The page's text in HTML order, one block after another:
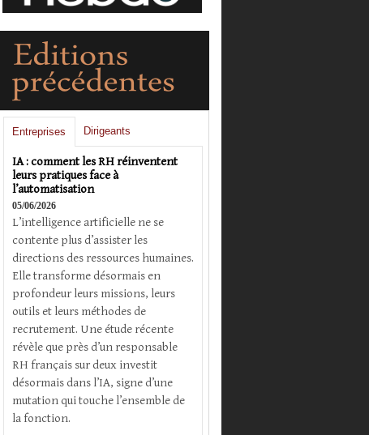
Entreprises Dirigeants
IA : comment les RH réinventent
leurs pratiques face à
l’automatisation
05/06/2026
L’intelligence artificielle ne se
contente plus d’assister les
directions des ressources humaines.
Elle transforme désormais en
profondeur leurs missions, leurs
outils et leurs méthodes de
recrutement. Une étude récente
révèle que près d’un responsable
RH français sur deux investit
désormais dans l’IA, signe d’une
mutation qui touche l’ensemble de
la fonction.